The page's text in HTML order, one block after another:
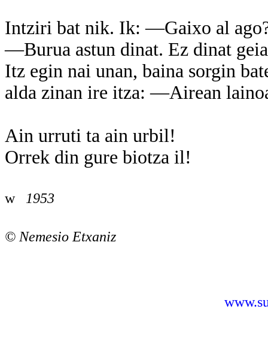
Intziri bat nik. Ik: —Gaixo al
—Burua astun dinat. Ez dinat
Itz egin nai unan, baina sorgin
alda zinan ire itza: —Airean
Ain urruti ta ain urbil!
Orrek din gure biotza il!
w 1953
© Nemesio Etxaniz